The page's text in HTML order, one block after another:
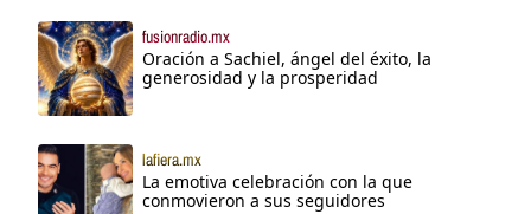
fusionradio.mx
Oración a Sachiel, ángel del éxito, la
generosidad y la prosperidad
lafiera.mx
La emotiva celebración con la que
conmovieron a sus seguidores